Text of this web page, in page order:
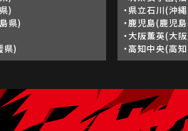
)
県)
県)
・県立石川(沖
・鹿児島(鹿児
・大阪薫英(大
・高知中央(高